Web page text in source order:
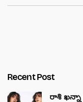
Recent Post
రాశి ఖన్నా